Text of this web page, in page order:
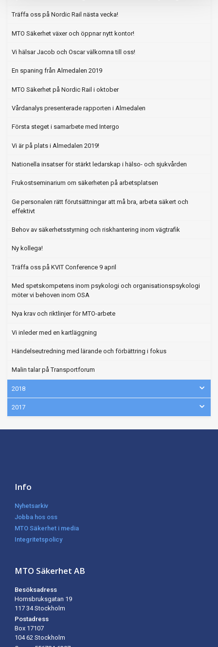
Träffa oss på Nordic Rail nästa vecka!
MTO Säkerhet växer och öppnar nytt kontor!
Vi hälsar Jacob och Oscar välkomna till oss!
En spaning från Almedalen 2019
MTO Säkerhet på Nordic Rail i oktober
Vårdanalys presenterade rapporten i Almedalen
Första steget i samarbete med Intergo
Vi är på plats i Almedalen 2019!
Nationella insatser för stärkt ledarskap i hälso- och sjukvården
Frukostseminarium om säkerheten på arbetsplatsen
Ge personalen rätt förutsättningar att må bra, arbeta säkert och
effektivt
Behov av säkerhetsstyrning och riskhantering inom vägtrafik
Ny kollega!
Träffa oss på KVIT Conference 9 april
Med spetskompetens inom psykologi och organisationspsykologi
möter vi behoven inom OSA
Nya krav och riktlinjer för MTO-arbete
Vi inleder med en kartläggning
Händelseutredning med lärande och förbättring i fokus
Malin talar på Transportforum
2018
2017
Info
Nyhetsarkiv
Jobba hos oss
MTO Säkerhet i media
Integritetspolicy
MTO Säkerhet AB
Besöksadress
Hornsbruksgatan 19
117 34 Stockholm
Postadress
Box 17107
104 62 Stockholm